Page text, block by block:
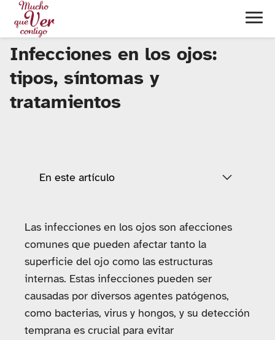
Infecciones en los ojos:
tipos, síntomas y
tratamientos
En este artículo
Las infecciones en los ojos son afecciones
comunes que pueden afectar tanto la
superficie del ojo como las estructuras
internas. Estas infecciones pueden ser
causadas por diversos agentes patógenos,
como bacterias, virus y hongos, y su detección
temprana es crucial para evitar